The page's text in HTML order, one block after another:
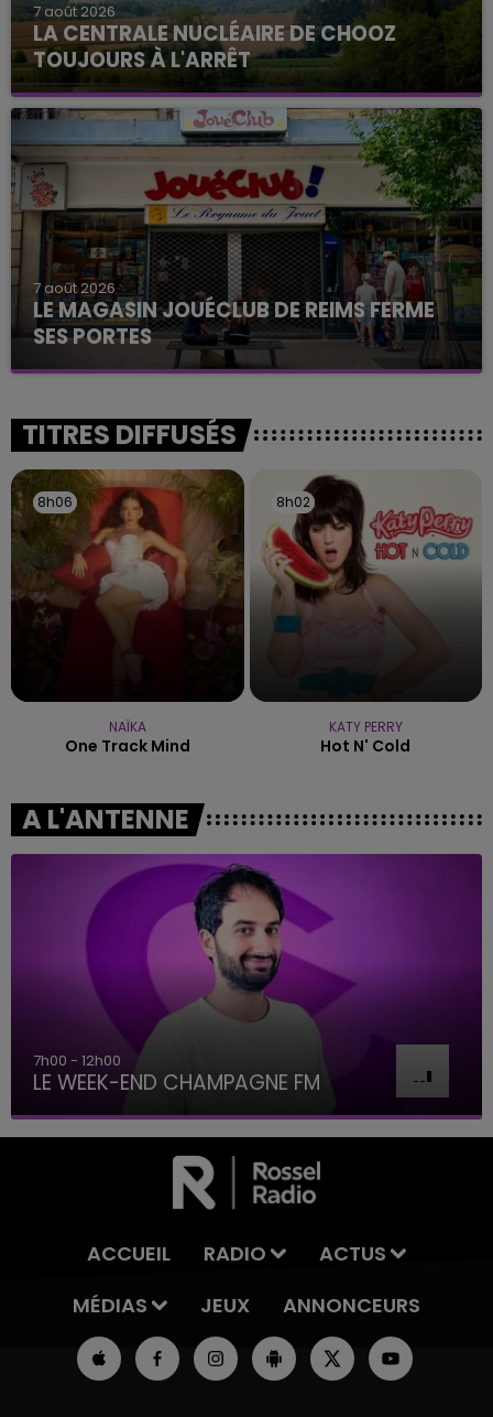
7 août 2026
LA CENTRALE NUCLÉAIRE DE CHOOZ
TOUJOURS À L'ARRÊT
Cela fait déjà une semaine que la centrale
nucléaire ardennaise est à l'arrêt. Une situation
justifiée par la sécheresse intense qui est toujours
présente.
7 août 2026
LE MAGASIN JOUÉCLUB DE REIMS FERME
SES PORTES
C'était l'une des institutions du centre-ville
fermer ses portes.
TITRES DIFFUSÉS
8h06
8h06
NAÏKA
One Track Mind
8h02
8h02
KATY PERRY
Hot N' Cold
A L'ANTENNE
7h00 - 12h00
LE WEEK-END CHAMPAGNE FM
ACCUEIL RADIO
ACTUS
MÉDIAS
JEUX ANNONCEURS